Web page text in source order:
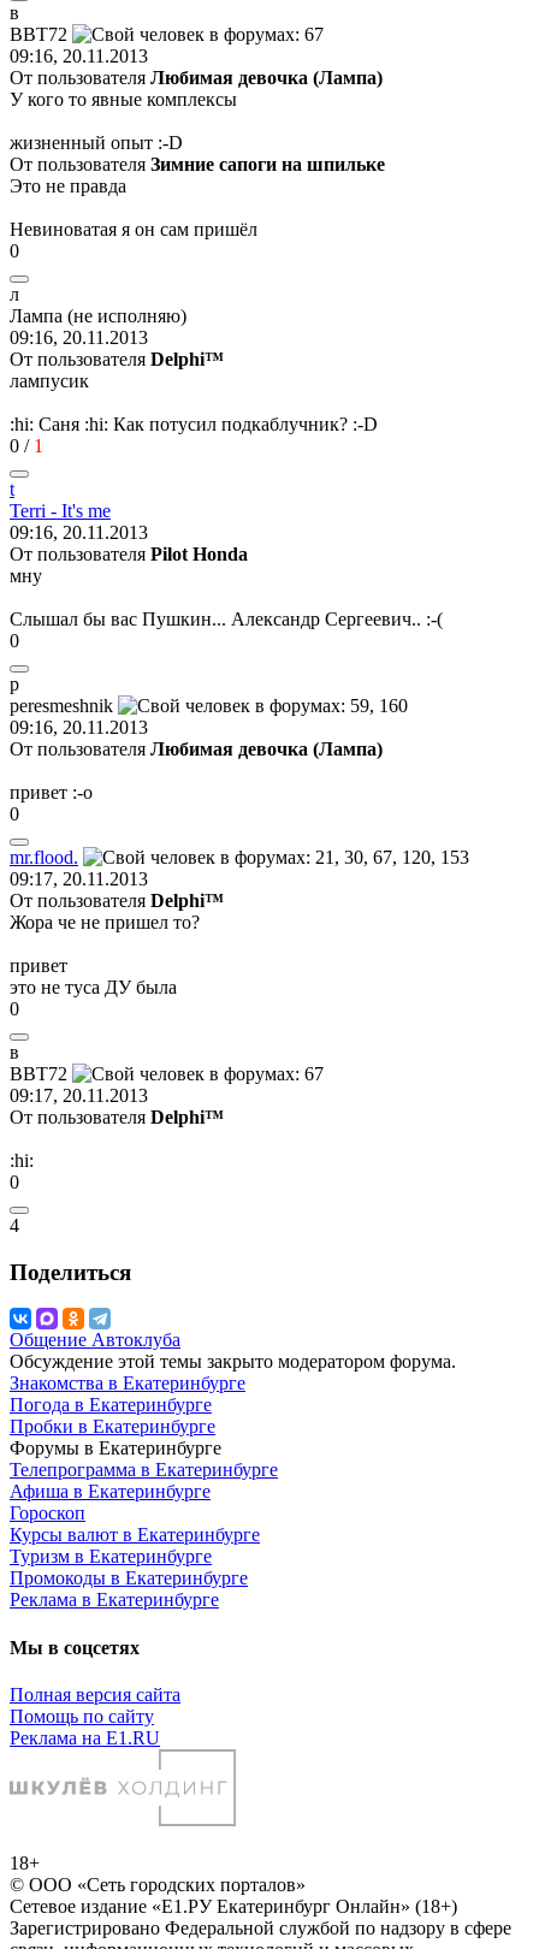
в
ВВТ72
09:16, 20.11.2013
От пользователя Любимая девочка (Лампа)
У кого то явные комплексы
жизненный опыт :-D
От пользователя Зимние сапоги на шпильке
Это не правда
Невиноватая я он сам пришёл
0
л
Лампa (не исполняю)
09:16, 20.11.2013
От пользователя Delphi™
лампусик
:hi: Саня :hi: Как потусил подкаблучник? :-D
0 / 1
t
Terri - It's me
09:16, 20.11.2013
От пользователя Pilot Honda
мну
Слышал бы вас Пушкин... Александр Сергеевич.. :-(
0
p
peresmeshnik
09:16, 20.11.2013
От пользователя Любимая девочка (Лампа)
привет :-o
0
mr.flood.
09:17, 20.11.2013
От пользователя Delphi™
Жора че не пришел то?
привет
это не туса ДУ была
0
в
ВВТ72
09:17, 20.11.2013
От пользователя Delphi™
:hi:
0
4
Поделиться
Общение Автоклуба
Обсуждение этой темы закрыто модератором форума.
Знакомства в Екатеринбурге
Погода в Екатеринбурге
Пробки в Екатеринбурге
Форумы в Екатеринбурге
Телепрограмма в Екатеринбурге
Афиша в Екатеринбурге
Гороскоп
Курсы валют в Екатеринбурге
Туризм в Екатеринбурге
Промокоды в Екатеринбурге
Реклама в Екатеринбурге
Мы в соцсетях
Полная версия сайта
Помощь по сайту
Реклама на E1.RU
18+
© ООО «Сеть городских порталов»
Сетевое издание «Е1.РУ Екатеринбург Онлайн» (18+)
Зарегистрировано Федеральной службой по надзору в сфере